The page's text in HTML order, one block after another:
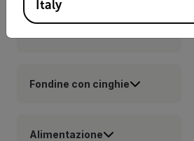
Thermal Studio Suite
Ignite
Fondine con cinghie
Alimentazione
Italy